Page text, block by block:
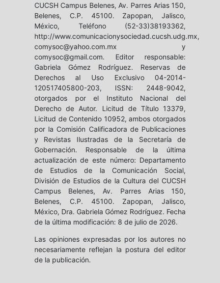
CUCSH Campus Belenes, Av. Parres Arias 150,
Belenes, C.P. 45100. Zapopan, Jalisco,
México, Teléfono (52-33)38193362,
http://www.comunicacionysociedad.cucsh.udg.mx,
comysoc@yahoo.com.mx y
comysoc@gmail.com. Editor responsable:
Gabriela Gómez Rodríguez. Reservas de
Derechos al Uso Exclusivo 04-2014-
120517405800-203, ISSN: 2448-9042,
otorgados por el Instituto Nacional del
Derecho de Autor. Licitud de Título 13379,
Licitud de Contenido 10952, ambos otorgados
por la Comisión Calificadora de Publicaciones
y Revistas Ilustradas de la Secretaría de
Gobernación. Responsable de la última
actualización de este número: Departamento
de Estudios de la Comunicación Social,
División de Estudios de la Cultura del CUCSH
Campus Belenes, Av. Parres Arias 150,
Belenes, C.P. 45100. Zapopan, Jalisco,
México, Dra. Gabriela Gómez Rodríguez. Fecha
de la última modificación: 8 de julio de 2026.
Las opiniones expresadas por los autores no
necesariamente reflejan la postura del editor
de la publicación.